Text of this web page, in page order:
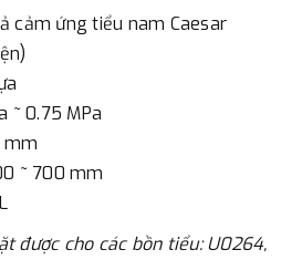
cảm ứng tiểu nam Caesar
~ 0.75 MPa
mm
~ 700 mm
được cho các bồn tiểu: U0264,